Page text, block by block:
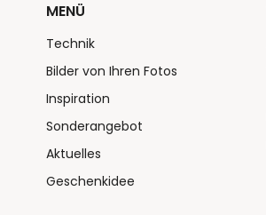
MENÜ
Technik
Bilder von Ihren Fotos
Inspiration
Sonderangebot
Aktuelles
Geschenkidee